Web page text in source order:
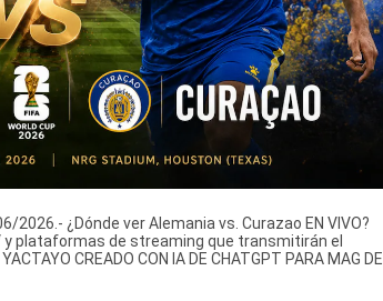
2026.- ¿Dónde ver Alemania vs. Curazao EN VIVO?
plataformas de streaming que transmitirán el
CREADO CON IA DE CHATGPT PARA MAG DE